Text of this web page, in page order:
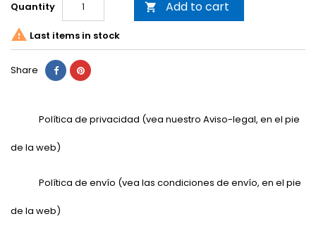
Quantity  Add to cart
 Last items in stock
Share
Política de privacidad (vea nuestro Aviso-legal, en el pie
de la web)
Política de envío (vea las condiciones de envío, en el pie
de la web)